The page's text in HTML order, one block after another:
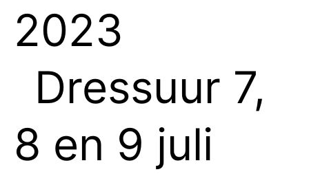
2023
Dressuur 7,
8 en 9 juli